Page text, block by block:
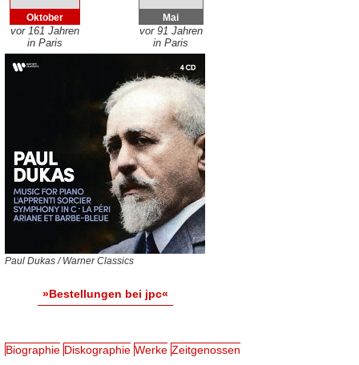
Oktober
vor 161 Jahren
in Paris
Mai
vor 91 Jahren
in Paris
Paul Dukas / Warner Classics
»Bestellungen bei jpc«
Biographie Diskographie Werke Zeitgenossen